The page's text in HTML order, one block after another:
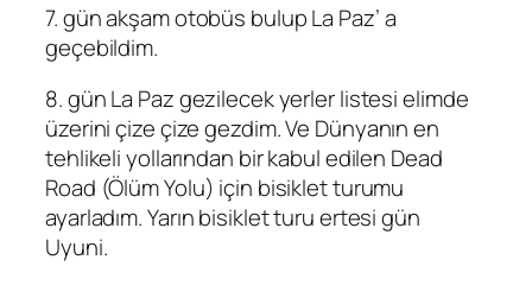
7. gün akşam otobüs bulup La Paz’ a
geçebildim.
8. gün La Paz gezilecek yerler listesi elimde
üzerini çize çize gezdim. Ve Dünyanın en
tehlikeli yollarından bir kabul edilen Dead
Road (Ölüm Yolu) için bisiklet turumu
ayarladım. Yarın bisiklet turu ertesi gün
Uyuni.